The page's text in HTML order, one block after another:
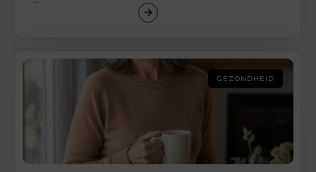
GEZONDHEID